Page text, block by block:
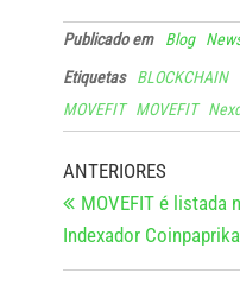
Publicado em Blog
Etiquetas
BLOCKCHAIN
MOVEFIT
MOVEFIT
ANTERIORES
MOVEFIT é listada
Indexador Coinpaprika